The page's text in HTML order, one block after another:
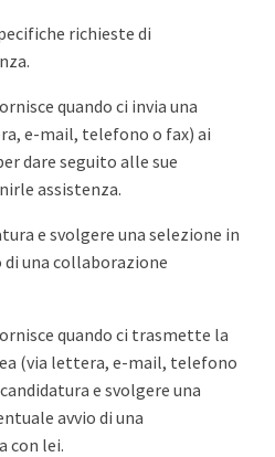
richieste di
quando ci invia una
e-mail, telefono o fax) ai
dare seguito alle sue
assistenza.
e svolgere una selezione in
di una collaborazione
quando ci trasmette la
(via lettera, e-mail, telefono
e svolgere una
avvio di una
con lei.